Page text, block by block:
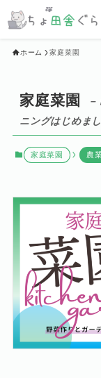
ホーム 家庭菜園
家庭菜園
–
ニングはじめま
家庭菜園 農